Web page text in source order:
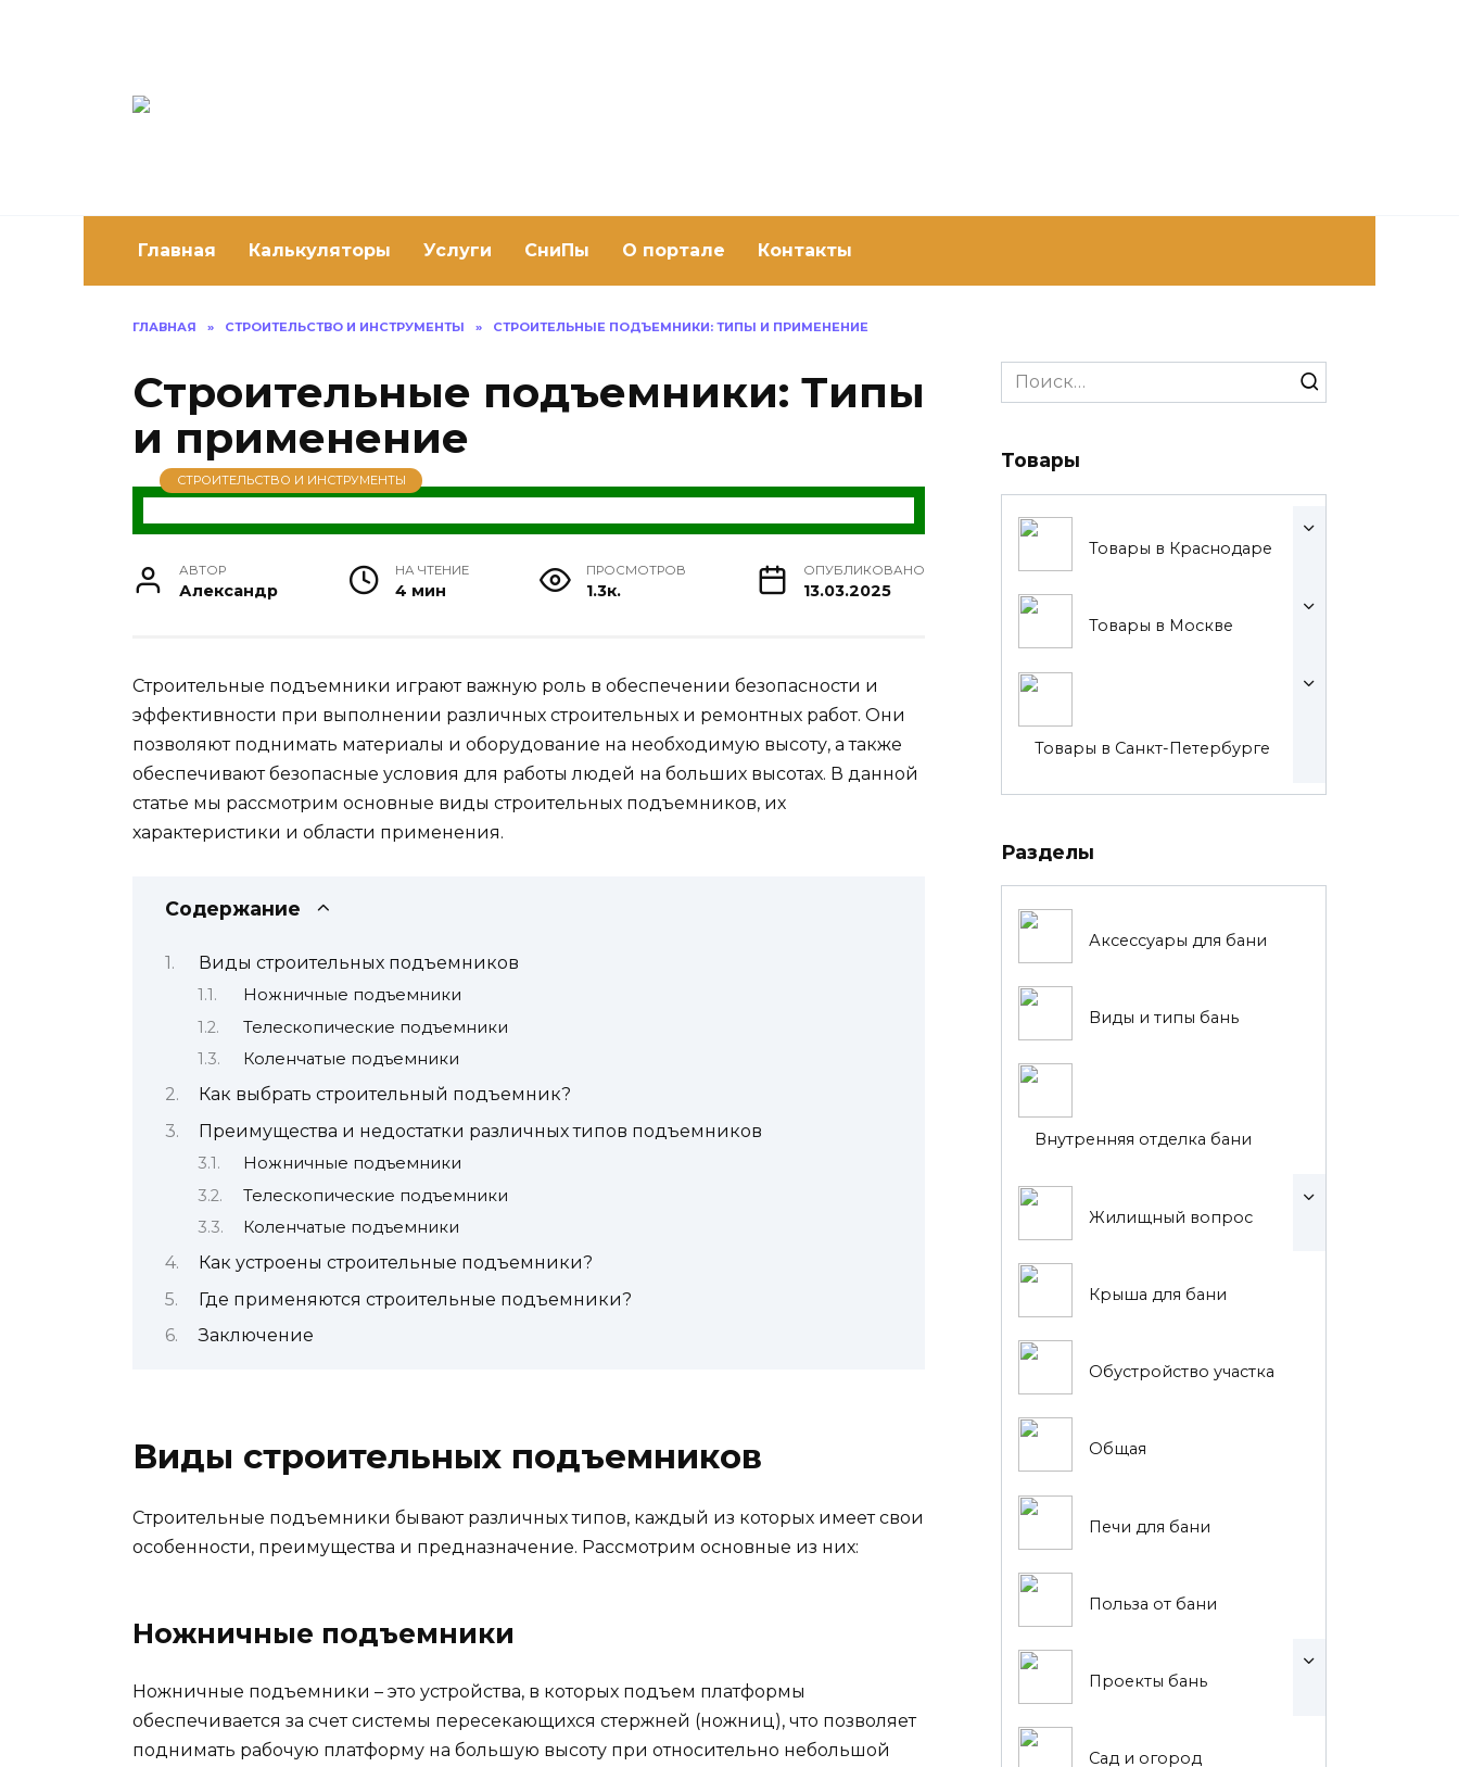
Главная Калькуляторы Услуги СниПы О портале Контакты
ГЛАВНАЯ » СТРОИТЕЛЬСТВО И ИНСТРУМЕНТЫ » СТРОИТЕЛЬНЫЕ ПОДЪЕМНИКИ: ТИПЫ И ПРИМЕНЕНИЕ
Строительные подъемники: Типы
и применение
СТРОИТЕЛЬСТВО И ИНСТРУМЕНТЫ
АВТОР
Александр
НА ЧТЕНИЕ
4 мин
ПРОСМОТРОВ
1.3к.
ОПУБЛИКОВАНО
13.03.2025
Строительные подъемники играют важную роль в обеспечении безопасности и
эффективности при выполнении различных строительных и ремонтных работ. Они
позволяют поднимать материалы и оборудование на необходимую высоту, а также
обеспечивают безопасные условия для работы людей на больших высотах. В данной
статье мы рассмотрим основные виды строительных подъемников, их
характеристики и области применения.
Содержание
Виды строительных подъемников
Ножничные подъемники
Телескопические подъемники
Коленчатые подъемники
Как выбрать строительный подъемник?
Преимущества и недостатки различных типов подъемников
Ножничные подъемники
Телескопические подъемники
Коленчатые подъемники
Как устроены строительные подъемники?
Где применяются строительные подъемники?
Заключение
Виды строительных подъемников
Строительные подъемники бывают различных типов, каждый из которых имеет свои
особенности, преимущества и предназначение. Рассмотрим основные из них:
Ножничные подъемники
Ножничные подъемники – это устройства, в которых подъем платформы
обеспечивается за счет системы пересекающихся стержней (ножниц), что позволяет
поднимать рабочую платформу на большую высоту при относительно небольшой
Search
for:
Товары
Товары в Краснодаре
Товары в Москве
Товары в Санкт-Петербурге
Разделы
Аксессуары для бани
Виды и типы бань
Внутренняя отделка бани
Жилищный вопрос
Крыша для бани
Обустройство участка
Общая
Печи для бани
Польза от бани
Проекты бань
Сад и огород